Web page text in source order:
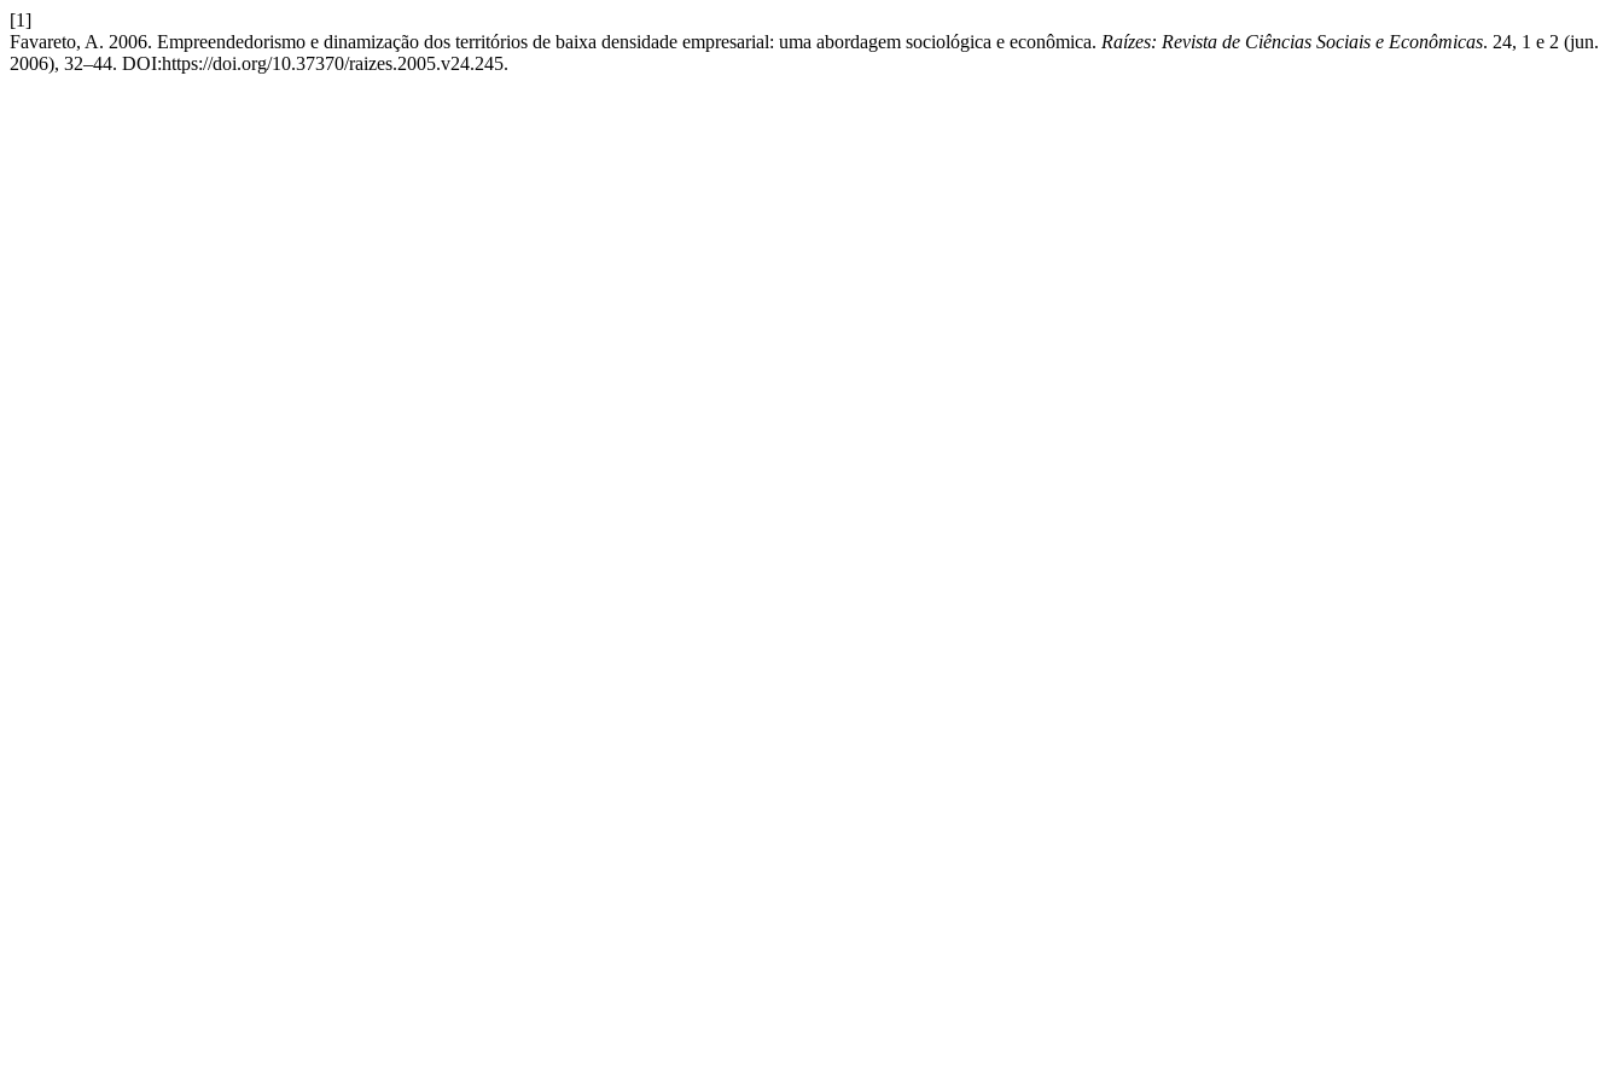
[1]
Favareto, A. 2006. Empreendedorismo e dinamização dos territórios de baixa densidade empresarial: uma abordagem sociológica e econômica. Raízes: Revista de Ciências Sociais e Econômicas. 24, 1 e 2 (jun.
2006), 32–44. DOI:https://doi.org/10.37370/raizes.2005.v24.245.